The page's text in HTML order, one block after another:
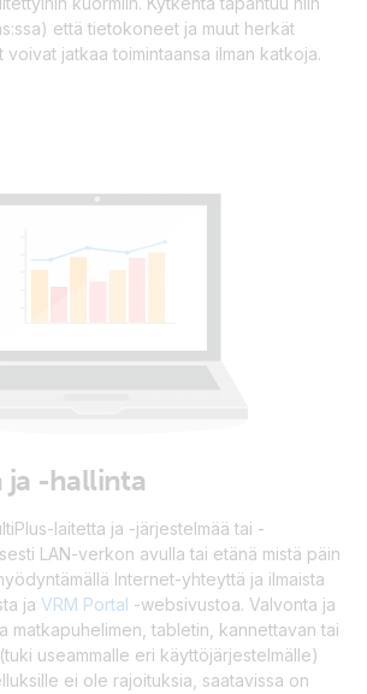
että tietokoneet ja muut herkät
jatkaa toimintaansa ilman katkoja.
ja -hallinta
laitetta ja -järjestelmää tai -
LAN-verkon avulla tai etänä mistä päin
Internet-yhteyttä ja ilmaista
ja VRM Portal -websivustoa. Valvonta ja
matkapuhelimen, tabletin, kannettavan tai
useammalle eri käyttöjärjestelmälle)
ei ole rajoituksia, saatavissa on